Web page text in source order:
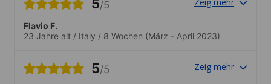
5/5
Flavio F.
23 Jahre alt / Italy / 8 Wochen (März - April 2023)
5/5 Zeig mehr